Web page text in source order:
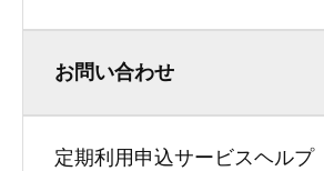
お問い合わせ
定期利用申込サービスヘルプ